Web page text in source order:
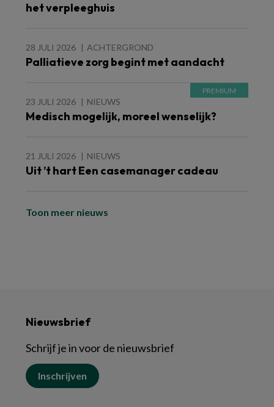
het verpleeghuis
28 JULI 2026 ACHTERGROND
Palliatieve zorg begint met aandacht
23 JULI 2026 NIEUWS
Medisch mogelijk, moreel wenselijk?
21 JULI 2026 NIEUWS
Uit ’t hart Een casemanager cadeau
Toon meer nieuws
Nieuwsbrief
Schrijf je in voor de nieuwsbrief
Inschrijven